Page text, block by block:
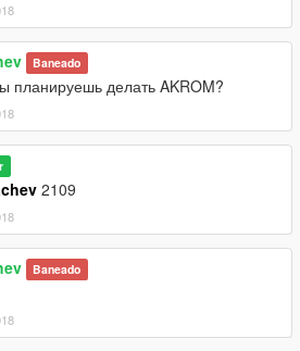
Baneado
планируешь делать AKROM?
2109
Baneado